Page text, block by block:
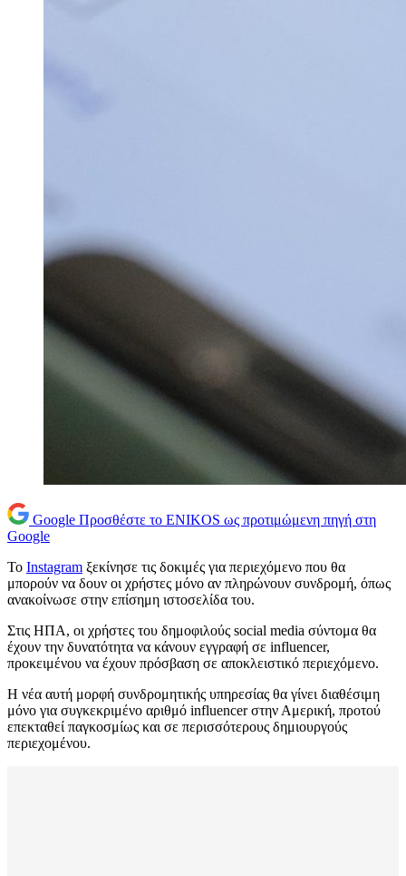
Google Προσθέστε το ENIKOS ως προτιμώμενη πηγή στη
Google
To Instagram ξεκίνησε τις δοκιμές για περιεχόμενο που θα
μπορούν να δουν οι χρήστες μόνο αν πληρώνουν συνδρομή, όπως
ανακοίνωσε στην επίσημη ιστοσελίδα του.
Στις ΗΠΑ, οι χρήστες του δημοφιλούς social media σύντομα θα
έχουν την δυνατότητα να κάνουν εγγραφή σε influencer,
προκειμένου να έχουν πρόσβαση σε αποκλειστικό περιεχόμενο.
Η νέα αυτή μορφή συνδρομητικής υπηρεσίας θα γίνει διαθέσιμη
μόνο για συγκεκριμένο αριθμό influencer στην Αμερική, προτού
επεκταθεί παγκοσμίως και σε περισσότερους δημιουργούς
περιεχομένου.